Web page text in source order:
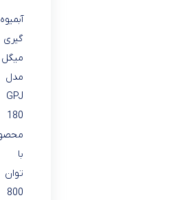
آبمیوه
گیری
میگل
مدل
GPJ
180
با
توان
800